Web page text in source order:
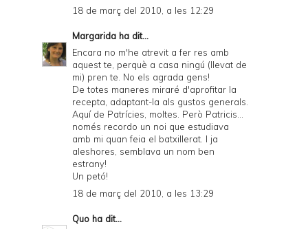
18 de març del 2010, a les 12:29
Margarida ha dit...
Encara no m'he atrevit a fer res amb
aquest te, perquè a casa ningú (llevat de
mi) pren te. No els agrada gens!
De totes maneres miraré d'aprofitar la
recepta, adaptant-la als gustos generals.
Aquí de Patrícies, moltes. Però Patricis...
només recordo un noi que estudiava
amb mi quan feia el batxillerat. I ja
aleshores, semblava un nom ben
estrany!
Un petó!
18 de març del 2010, a les 13:29
Quo ha dit...